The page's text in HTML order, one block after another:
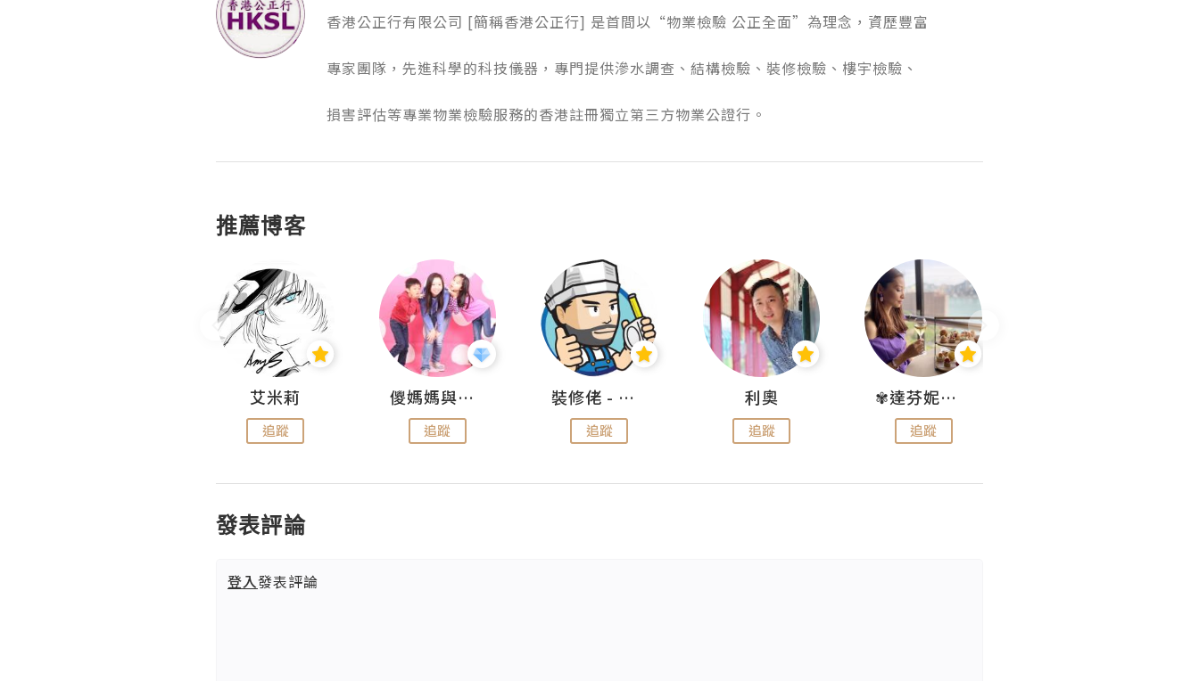
香港公正行有限公司 [簡稱香港公正行] 是首間以“物業檢驗 公正全面”為理念，資歷豐富
專家團隊，先進科學的科技儀器，專門提供滲水調查、結構檢驗、裝修檢驗、樓宇檢驗、
損害評估等專業物業檢驗服務的香港註冊獨立第三方物業公證行。
推薦博客
艾米莉
追蹤
儍媽媽與兩隻小魔怪之家
追蹤
裝修佬 - 香港一站式網上裝修平台
追蹤
利奧
追蹤
✾達芬妮•愛孩子•愛生活✾
追蹤
發表評論
登入發表評論